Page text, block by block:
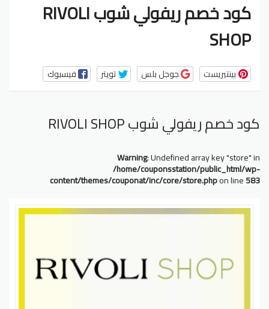
كود خصم ريفولي شوب RIVOLI
SHOP
فيسبوك تويتر جوجل بلس بينتيريست
كود خصم ريفولي شوب RIVOLI SHOP
Warning: Undefined array key "store" in
/home/couponsstation/public_html/wp-
content/themes/couponat/inc/core/store.phpon line583